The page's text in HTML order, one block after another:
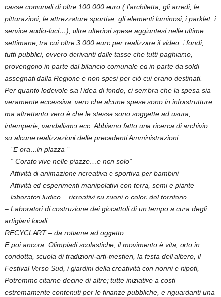
casse comunali di oltre 100.000 euro ( l’architetta, gli arredi, le
pitturazioni, le attrezzature sportive, gli elementi luminosi, i parklet, i
service audio-luci…), oltre ulteriori spese aggiuntesi nelle ultime
settimane, tra cui oltre 3.000 euro per realizzare il video; i fondi,
tutti pubblici, ovvero derivanti dalle tasse che tutti paghiamo,
provengono in parte dal bilancio comunale ed in parte da soldi
assegnati dalla Regione e non spesi per ciò cui erano destinati.
Per quanto lodevole sia l’idea di fondo, ci sembra che la spesa sia
veramente eccessiva; vero che alcune spese sono in infrastrutture,
ma altrettanto vero è che le stesse sono soggette ad usura,
intemperie, vandalismo ecc. Abbiamo fatto una ricerca di archivio
su alcune realizzazioni delle precedenti Amministrazioni:
– “E ora…in piazza “
– “ Corato vive nelle piazze…e non solo”
– Attività di animazione ricreativa e sportiva per bambini
– Attività ed esperimenti manipolativi con terra, semi e piante
– laboratori ludico – ricreativi su suoni e colori del territorio
– Laboratori di costruzione dei giocattoli di un tempo a cura degli
artigiani locali
RECYCLART – da rottame ad oggetto
E poi ancora: Olimpiadi scolastiche, il movimento è vita, orto in
condotta, scuola di tradizioni-arti-mestieri, la festa dell’albero, il
Festival Verso Sud, i giardini della creatività con nonni e nipoti,
Potremmo citarne decine di altre; tutte iniziative a costi
estremamente contenuti per le finanze pubbliche, e riguardanti una